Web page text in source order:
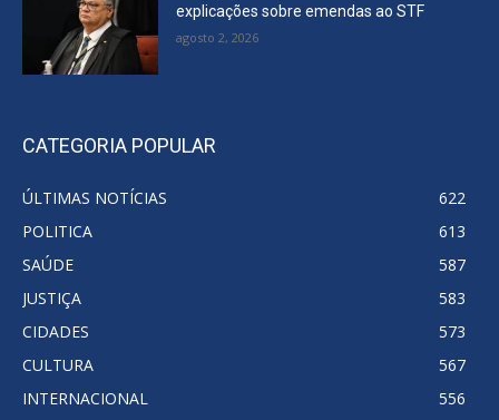
explicações sobre emendas ao STF
agosto 2, 2026
CATEGORIA POPULAR
ÚLTIMAS NOTÍCIAS
622
POLITICA
613
SAÚDE
587
JUSTIÇA
583
CIDADES
573
CULTURA
567
INTERNACIONAL
556